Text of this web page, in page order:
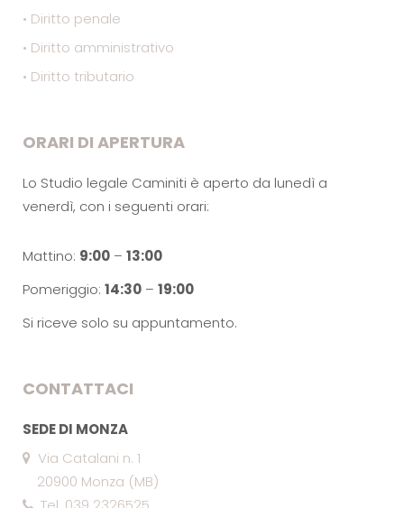
• Diritto penale
• Diritto amministrativo
• Diritto tributario
ORARI DI APERTURA
Lo Studio legale Caminiti è aperto da lunedì a
venerdì, con i seguenti orari:
Mattino: 9:00 – 13:00
Pomeriggio: 14:30 – 19:00
Si riceve solo su appuntamento.
CONTATTACI
SEDE DI MONZA
Via Catalani n. 1
20900 Monza (MB)